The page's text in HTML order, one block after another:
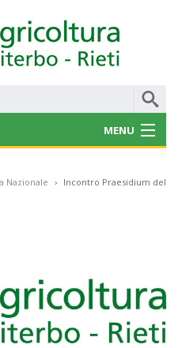
MENU
Nazionale › Incontro Praesidium del